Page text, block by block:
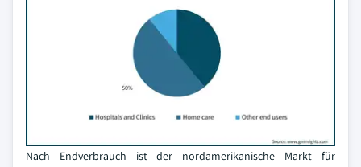
Nach Endverbrauch ist der nordamerikanische Markt für